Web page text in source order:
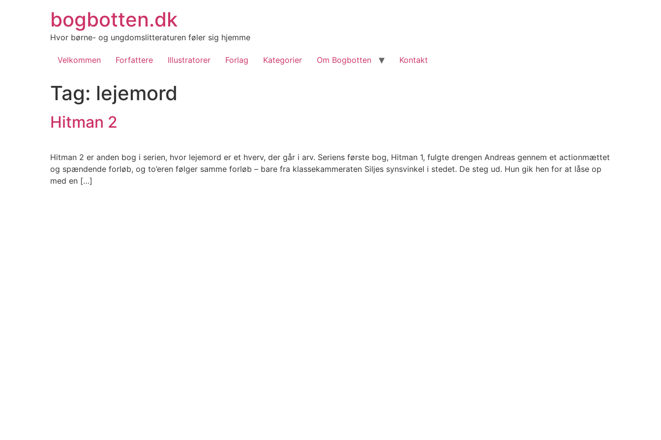
bogbotten.dk
Hvor børne- og ungdomslitteraturen føler sig hjemme
Velkommen Forfattere Illustratorer Forlag Kategorier Om Bogbotten Kontakt
Tag: lejemord
Hitman 2
Hitman 2 er anden bog i serien, hvor lejemord er et hverv, der går i arv. Seriens første bog, Hitman 1, fulgte drengen Andreas gennem et actionmættet
og spændende forløb, og to’eren følger samme forløb – bare fra klassekammeraten Siljes synsvinkel i stedet. De steg ud. Hun gik hen for at låse op
med en […]